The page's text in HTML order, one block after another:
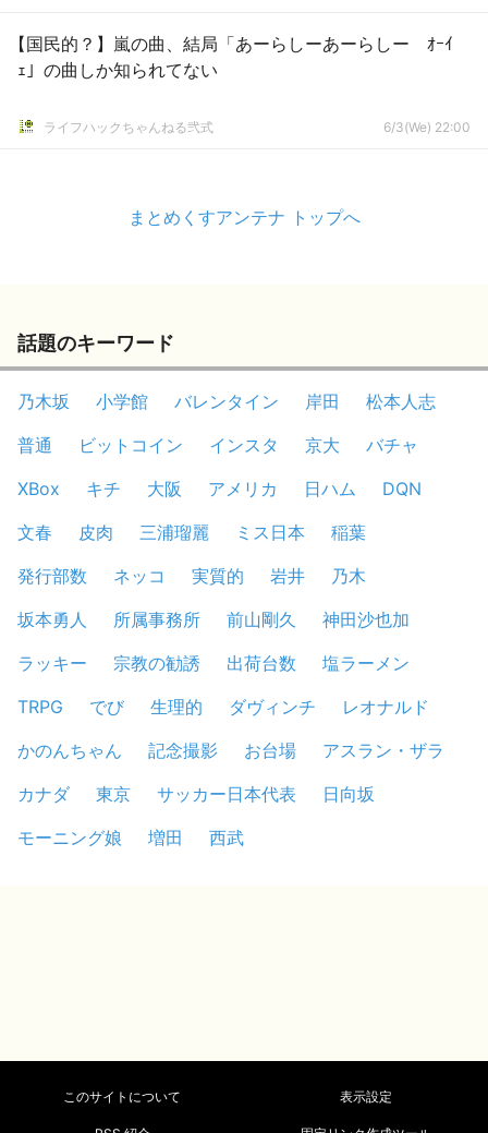
【国民的？】嵐の曲、結局「あーらしーあーらしー ｵｰｲ
ｪ」の曲しか知られてない
ライフハックちゃんねる弐式 6/3(We) 22:00
まとめくすアンテナ トップへ
話題のキーワード
乃木坂 小学館 バレンタイン 岸田
松本人志
普通
ビットコイン インスタ 京大
バチャ
XBox
キチ 大阪 アメリカ 日ハム
DQN
文春
皮肉 三浦瑠麗 ミス日本
稲葉
発行部数
ネッコ 実質的 岩井
乃木
坂本勇人
所属事務所 前山剛久
神田沙也加
ラッキー
宗教の勧誘 出荷台数
塩ラーメン
TRPG
でび 生理的 ダヴィンチ
レオナルド
かのんちゃん
記念撮影 お台場
アスラン・ザラ
カナダ
東京 サッカー日本代表
日向坂
モーニング娘
増田 西武
このサイトについて 表示設定